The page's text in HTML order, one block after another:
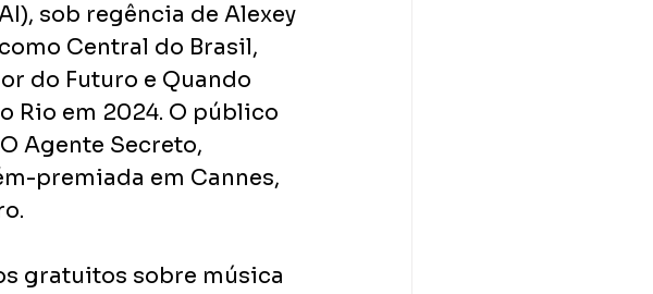
sob regência de Alexey
Central do Brasil,
do Futuro e Quando
Rio em 2024. O público
Agente Secreto,
premiada em Cannes,
gratuitos sobre música